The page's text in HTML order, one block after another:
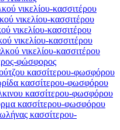
νικελίου-κασσιτέρου
νικελίου-κασσιτέρου
νικελίου-κασσιτέρου
νικελίου-κασσιτέρου
νικελίου-κασσιτέρου
φώσφορος
κασσίτερου-φωσφόρου
κασσίτερου-φωσφόρου
κασσίτερου-φωσφόρου
κασσίτερου-φωσφόρου
κασσίτερου-